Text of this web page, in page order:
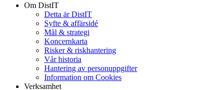
Om DistIT
Detta är DistIT
Syfte & affärsidé
Mål & strategi
Koncernkarta
Risker & riskhantering
Vår historia
Hantering av personuppgifter
Information om Cookies
Verksamhet